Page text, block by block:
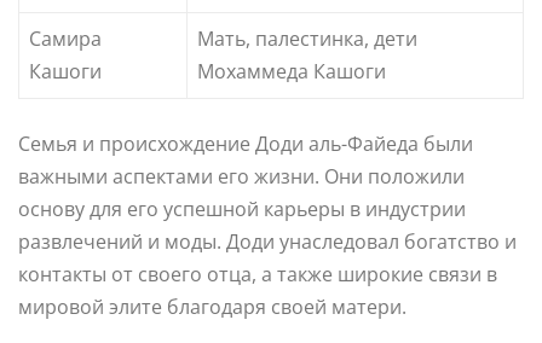
Самира
Кашоги
Мать, палестинка, дети
Мохаммеда Кашоги
Семья и происхождение Доди аль-Файеда были
важными аспектами его жизни. Они положили
основу для его успешной карьеры в индустрии
развлечений и моды. Доди унаследовал богатство и
контакты от своего отца, а также широкие связи в
мировой элите благодаря своей матери.